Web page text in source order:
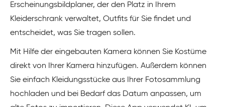
Erscheinungsbildplaner, der den Platz in Ihrem
Kleiderschrank verwaltet, Outfits für Sie findet und
entscheidet, was Sie tragen sollen.
Mit Hilfe der eingebauten Kamera können Sie Kostüme
direkt von Ihrer Kamera hinzufügen. Außerdem können
Sie einfach Kleidungsstücke aus Ihrer Fotosammlung
hochladen und bei Bedarf das Datum anpassen, um